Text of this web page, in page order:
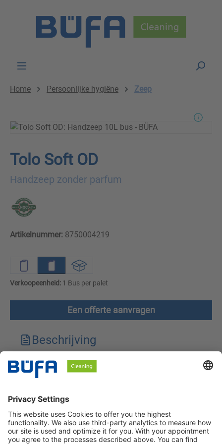
Home Persoonlijke hygiëne Zeep
Tolo Soft OD
Handzeep zonder parfum
Artikelnummer: 8750004219
Verkoopeenheid: 1 Bus per palet
Een offerte aanvragen
Beschrijving
Technische kenmerken
Veiligheidsinstructies